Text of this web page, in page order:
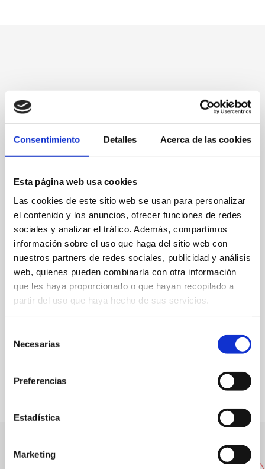
Consentimiento Detalles Acerca de las cookies
Esta página web usa cookies
Las cookies de este sitio web se usan para personalizar
el contenido y los anuncios, ofrecer funciones de redes
sociales y analizar el tráfico. Además, compartimos
información sobre el uso que haga del sitio web con
nuestros partners de redes sociales, publicidad y análisis
web, quienes pueden combinarla con otra información
que les haya proporcionado o que hayan recopilado a
partir del uso que haya hecho de sus servicios.
Necesarias
Preferencias
Estadística
Marketing
C/Dur 3
96 5756408
Web
Spezialität:Gegrillte Lammkoteletts
Kapazität:60
Andere nahegelegene